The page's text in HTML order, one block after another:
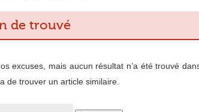
de trouvé
excuses, mais aucun résultat n’a été trouvé
de trouver un article similaire.